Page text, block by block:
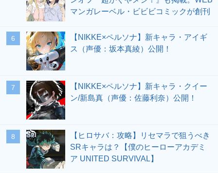
マンガレーベル・ビビビコミックが創刊
6
【NIKKE×ペルソナ】新キャラ・アイギ
ス（声優：坂本真綾）公開！
7
【NIKKE×ペルソナ】新キャラ・クイー
ン/新島真（声優：佐藤利奈）公開！
8
【ヒロサバ：攻略】リセマラで狙うべき
SRキャラは？【僕のヒーローアカデミ
ア UNITED SURVIVAL】